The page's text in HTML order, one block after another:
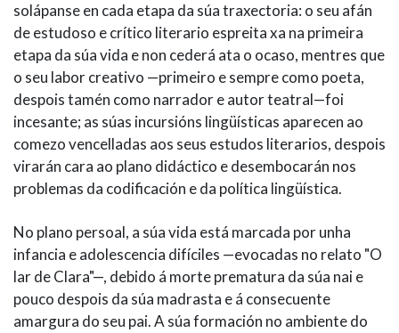
solápanse en cada etapa da súa traxectoria: o seu afán
de estudoso e crítico literario espreita xa na primeira
etapa da súa vida e non cederá ata o ocaso, mentres que
o seu labor creativo —primeiro e sempre como poeta,
despois tamén como narrador e autor teatral—foi
incesante; as súas incursións lingüísticas aparecen ao
comezo vencelladas aos seus estudos literarios, despois
virarán cara ao plano didáctico e desembocarán nos
problemas da codificación e da política lingüística.
No plano persoal, a súa vida está marcada por unha
infancia e adolescencia difíciles —evocadas no relato "O
lar de Clara"—, debido á morte prematura da súa nai e
pouco despois da súa madrasta e á consecuente
amargura do seu pai. A súa formación no ambiente do